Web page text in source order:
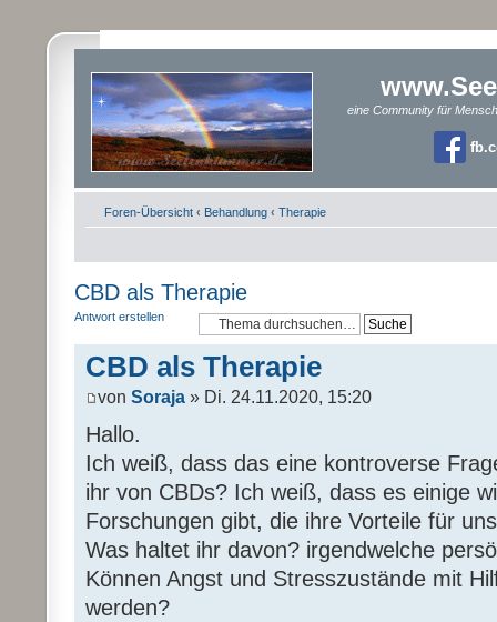
eine Community für
Foren-Übersicht ‹ Behandlung ‹ Therapie
CBD als Therapie
Antwort erstellen
CBD als Therapie
von Soraja » Di. 24.11.2020, 15:20
Hallo.
Ich weiß, dass das eine kontroverse
ihr von CBDs? Ich weiß, dass es einige
Forschungen gibt, die ihre Vorteile für
Was haltet ihr davon? irgendwelche
Können Angst und Stresszustände mit
werden?